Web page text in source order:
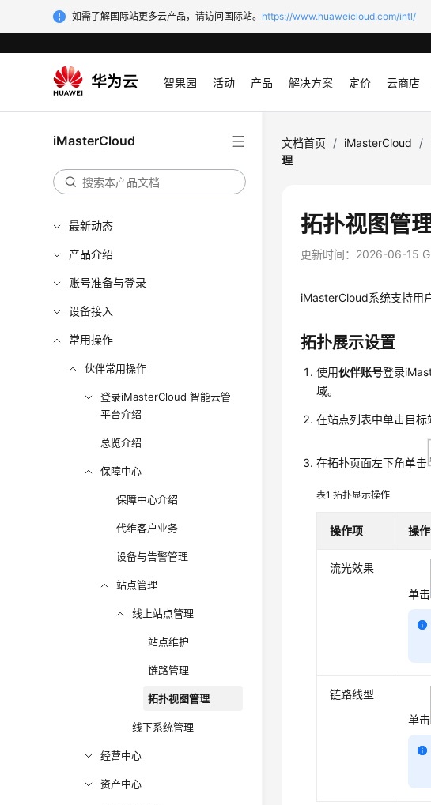
如需了解国际站更多云产品，请访问国际站。 https://www.huaweicloud.com/intl/
智果园 活动 产品 解决方案 定价 云商店
iMasterCloud
最新动态
产品介绍
账号准备与登录
设备接入
常用操作
伙伴常用操作
登录iMasterCloud 智能云管
平台介绍
总览介绍
保障中心
保障中心介绍
代维客户业务
设备与告警管理
站点管理
线上站点管理
站点维护
链路管理
拓扑视图管理
线下系统管理
经营中心
资产中心
文档首页 / iMasterCloud /
理
拓扑视图管
更新时间： 2026-06-15
iMasterCloud系统支持用
拓扑展示设置
使用伙伴账号登录
域。
在站点列表中单击目标
在拓扑页面左下角单击
表1拓扑显示操作
操作项 操
流光效果
单击
链路线型
单击